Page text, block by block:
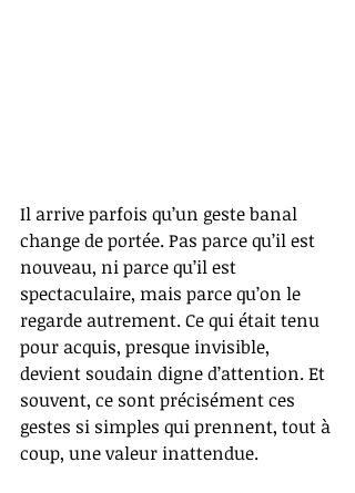
Il arrive parfois qu’un geste banal
change de portée. Pas parce qu’il est
nouveau, ni parce qu’il est
spectaculaire, mais parce qu’on le
regarde autrement. Ce qui était tenu
pour acquis, presque invisible,
devient soudain digne d’attention. Et
souvent, ce sont précisément ces
gestes si simples qui prennent, tout à
coup, une valeur inattendue.